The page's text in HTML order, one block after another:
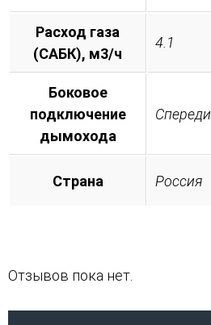
Расход газа
(САБК), м3/ч
4.1
Боковое
подключение
дымохода
Спереди
Страна Россия
Отзывов пока нет.